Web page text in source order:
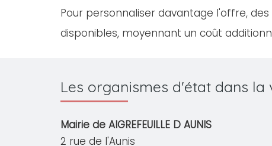
Pour personnaliser davantage l'offre,
disponibles, moyennant un coût
Les organismes d'état dans la
Mairie de AIGREFEUILLE D AUNIS
2 rue de l'Aunis